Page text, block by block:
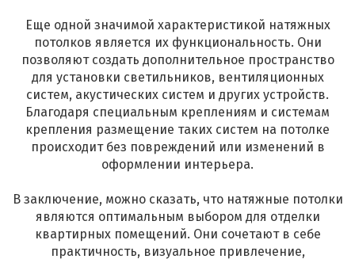
Еще одной значимой характеристикой натяжных
потолков является их функциональность. Они
позволяют создать дополнительное пространство
для установки светильников, вентиляционных
систем, акустических систем и других устройств.
Благодаря специальным креплениям и системам
крепления размещение таких систем на потолке
происходит без повреждений или изменений в
оформлении интерьера.
В заключение, можно сказать, что натяжные потолки
являются оптимальным выбором для отделки
квартирных помещений. Они сочетают в себе
практичность, визуальное привлечение,